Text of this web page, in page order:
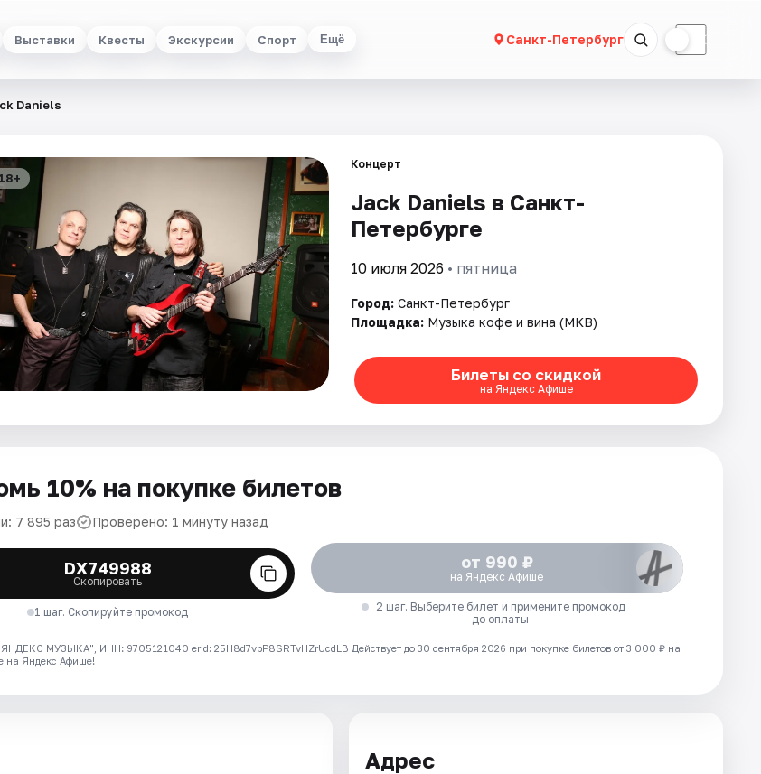
Выставки Квесты Экскурсии Спорт Ещё Санкт-Петербург ☾
Daniels
18+
Концерт
Jack Daniels в Санкт-
Петербурге
10 июля 2026 • пятница
Город: Санкт-Петербург
Площадка: Музыка кофе и вина (МКВ)
Билеты со скидкой
на Яндекс Афише
10% на покупке билетов
7 895 раз Проверено: 1 минуту назад
DX749988
Скопировать
1 шаг. Скопируйте промокод
от 990 ₽
на Яндекс Афише
2 шаг. Выберите билет и примените промокод
до оплаты
МУЗЫКА", ИНН: 9705121040 erid: 25H8d7vbP8SRTvHZrUcdLB Действует до 30 сентября 2026 при покупке билетов от 3 000 ₽ на
на Яндекс Афише!
Адрес